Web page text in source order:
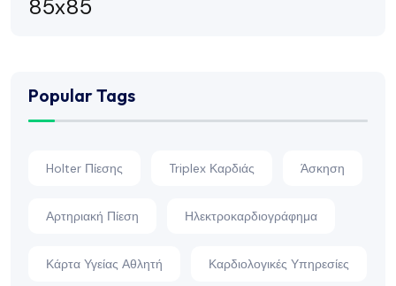
Popular Tags
Holter Πίεσης Triplex Καρδιάς Άσκηση
Αρτηριακή Πίεση Ηλεκτροκαρδιογράφημα
Κάρτα Υγείας Αθλητή Καρδιολογικές Υπηρεσίες